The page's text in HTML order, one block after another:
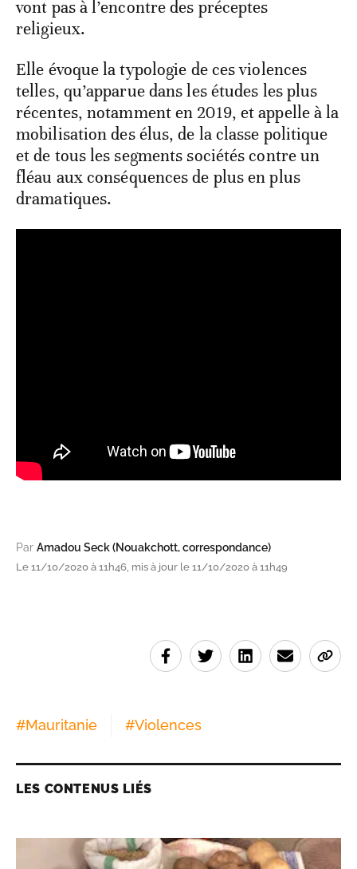
vont pas à l’encontre des préceptes
religieux.
Elle évoque la typologie de ces violences
telles, qu’apparue dans les études les plus
récentes, notamment en 2019, et appelle à la
mobilisation des élus, de la classe politique
et de tous les segments sociétés contre un
fléau aux conséquences de plus en plus
dramatiques.
Par Amadou Seck (Nouakchott, correspondance)
Le 11/10/2020 à 11h46, mis à jour le 11/10/2020 à 11h49
#Mauritanie #Violences
LES CONTENUS LIÉS